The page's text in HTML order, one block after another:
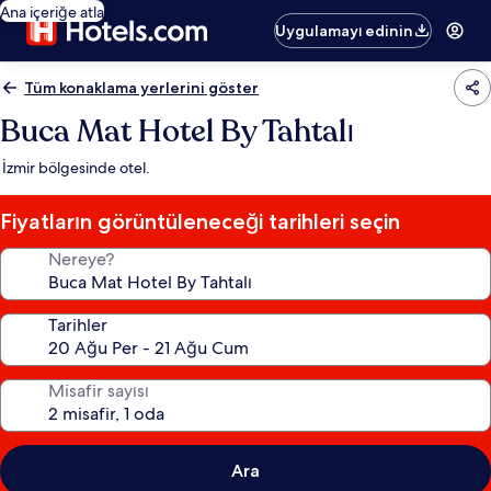
Ana içeriğe atla
Uygulamayı edinin
Tüm konaklama yerlerini göster
Buca Mat Hotel By Tahtalı
İzmir bölgesinde otel.
Fiyatların görüntüleneceği tarihleri seçin
Nereye?
Tarihler
Misafir sayısı
Ara